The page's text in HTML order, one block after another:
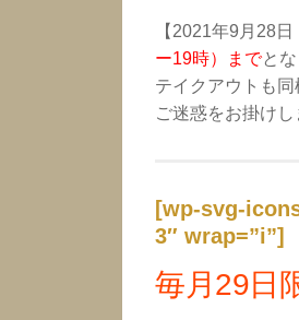
【2021年9月28
ー19時）までとな
テイクアウトも同
ご迷惑をお掛けし
[wp-svg-
3″ wrap=”i”]
毎月29日